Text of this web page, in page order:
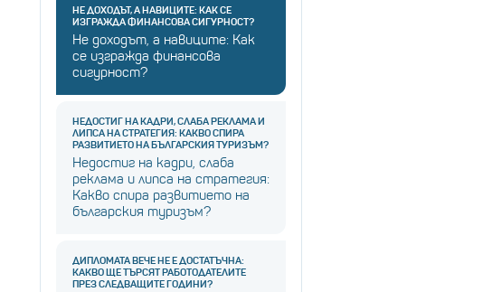
НЕ ДОХОДЪТ, А НАВИЦИТЕ: КАК СЕ
ИЗГРАЖДА ФИНАНСОВА СИГУРНОСТ?
Не доходът, а навиците: Как
се изгражда финансова
сигурност?
НЕДОСТИГ НА КАДРИ, СЛАБА РЕКЛАМА И
ЛИПСА НА СТРАТЕГИЯ: КАКВО СПИРА
РАЗВИТИЕТО НА БЪЛГАРСКИЯ ТУРИЗЪМ?
Недостиг на кадри, слаба
реклама и липса на стратегия:
Какво спира развитието на
българския туризъм?
ДИПЛОМАТА ВЕЧЕ НЕ Е ДОСТАТЪЧНА:
КАКВО ЩЕ ТЪРСЯТ РАБОТОДАТЕЛИТЕ
ПРЕЗ СЛЕДВАЩИТЕ ГОДИНИ?